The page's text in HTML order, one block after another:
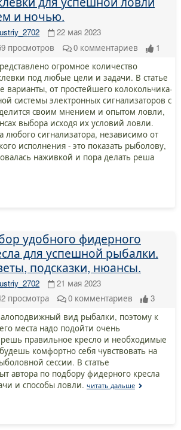
и ночью.
22 мая 2023
просмотров 0 комментариев
1
огромное количество
под любые цели и задачи. В статье
варианты, от простейшего колокольчика-
системы электронных сигнализаторов с
своим мнением и опытом ловли,
выбора исходя их условий ловли.
любого сигнализатора, независимо от
исполнения - это показать рыболову,
наживкой и пора делать реша
удобного фидерного
для успешной рыбалки.
подсказки, нюансы.
21 мая 2023
просмотра 0 комментариев
3
вид рыбалки, поэтому к
места надо подойти очень
правильное кресло и необходимые
комфортно себя чувствовать на
сессии. В статье
автора по подбору фидерного кресла
и способы ловли. читать дальше